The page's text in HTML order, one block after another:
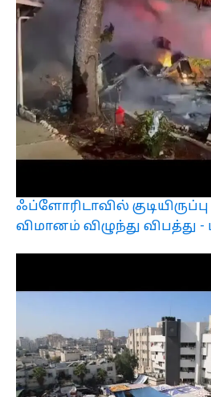
ஃப்ளோரிடாவில்
விமானம் விழுந்து விபத்து -